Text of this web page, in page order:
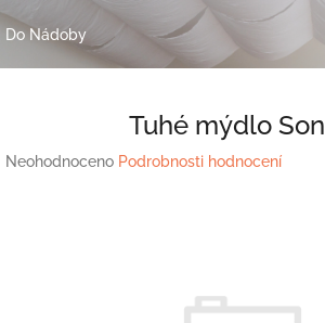
Přejít
naDo Nádoby
Tuhé mýdlo
Průměrné
Neohodnoceno Podrobnosti hodnocení